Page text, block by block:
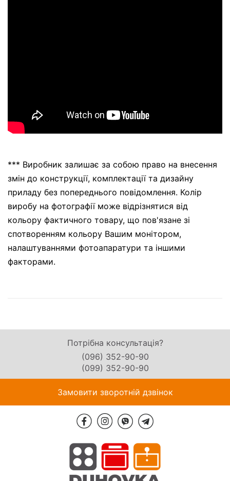
*** Виробник залишає за собою право на внесення
змін до конструкції, комплектації та дизайну
приладу без попереднього повідомлення. Колір
виробу на фотографії може відрізнятися від
кольору фактичного товару, що пов'язане зі
спотворенням кольору Вашим монітором,
налаштуваннями фотоапаратури та іншими
факторами.
Потрібна консультація?
(096) 352-90-90
(099) 352-90-90
Замовити зворотній дзвінок